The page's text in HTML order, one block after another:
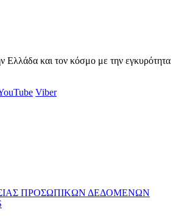
Ελλάδα και τον κόσμο με την εγκυρότητα
Viber
ΠΡΟΣΩΠΙΚΩΝ ΔΕΔΟΜΕΝΩΝ